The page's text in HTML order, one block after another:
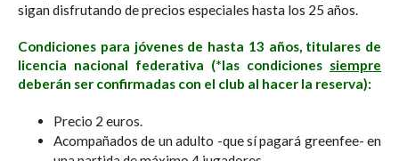
sigan disfrutando de precios especiales hasta los 25 años.
Condiciones para jóvenes de hasta 13 años, titulares de
licencia nacional federativa (*las condiciones siempre
deberán ser confirmadas con el club al hacer la reserva):
Precio 2 euros.
Acompañados de un adulto -que sí pagará greenfee- en